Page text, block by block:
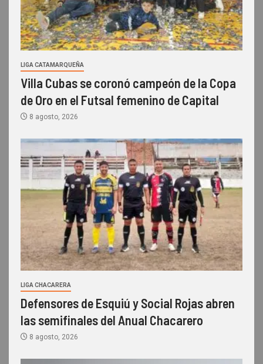
LIGA CATAMARQUEÑA
Villa Cubas se coronó campeón de la Copa
de Oro en el Futsal femenino de Capital
8 agosto, 2026
LIGA CHACARERA
Defensores de Esquiú y Social Rojas abren
las semifinales del Anual Chacarero
8 agosto, 2026